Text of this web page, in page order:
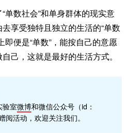
单数社会”和单身群体的现实意
享受独特且独立的生活的“单数
即便是“单数”，能按自己的意愿
己，这就是最好的生活方式。
验室微博和微信公众号（id：
活动，欢迎关注我们。